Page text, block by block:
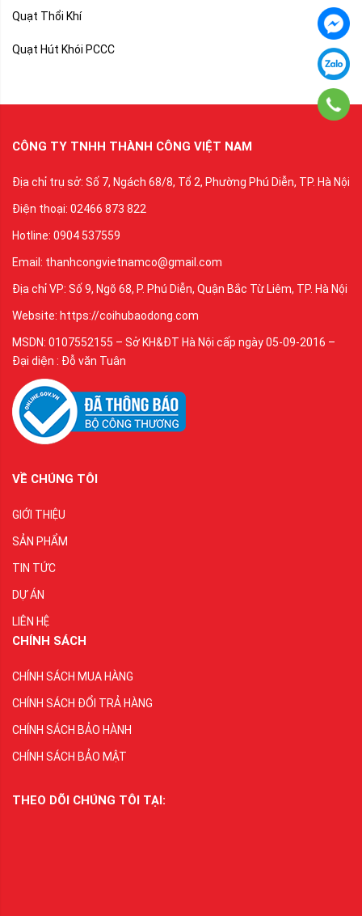
Quạt Thổi Khí
Quạt Hút Khói PCCC
CÔNG TY TNHH THÀNH CÔNG VIỆT NAM
Địa chỉ trụ sở: Số 7, Ngách 68/8, Tổ 2, Phường Phú Diễn, TP. Hà Nội
Điện thoại: 02466 873 822
Hotline: 0904 537559
Email: thanhcongvietnamco@gmail.com
Địa chỉ VP: Số 9, Ngõ 68, P. Phú Diễn, Quận Bắc Từ Liêm, TP. Hà Nội
Website: https://coihubaodong.com
MSDN: 0107552155 – Sở KH&ĐT Hà Nội cấp ngày 05-09-2016 –
Đại diện : Đỗ văn Tuân
VỀ CHÚNG TÔI
GIỚI THIỆU
SẢN PHẨM
TIN TỨC
DỰ ÁN
LIÊN HỆ
CHÍNH SÁCH
CHÍNH SÁCH MUA HÀNG
CHÍNH SÁCH ĐỔI TRẢ HÀNG
CHÍNH SÁCH BẢO HÀNH
CHÍNH SÁCH BẢO MẬT
THEO DÕI CHÚNG TÔI TẠI: